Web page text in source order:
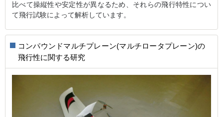
比べて操縦性や安定性が異なるため、それらの飛行特性につい
て飛行試験によって解析しています。
コンパウンドマルチプレーン(マルチロータプレーン)の
飛行性に関する研究